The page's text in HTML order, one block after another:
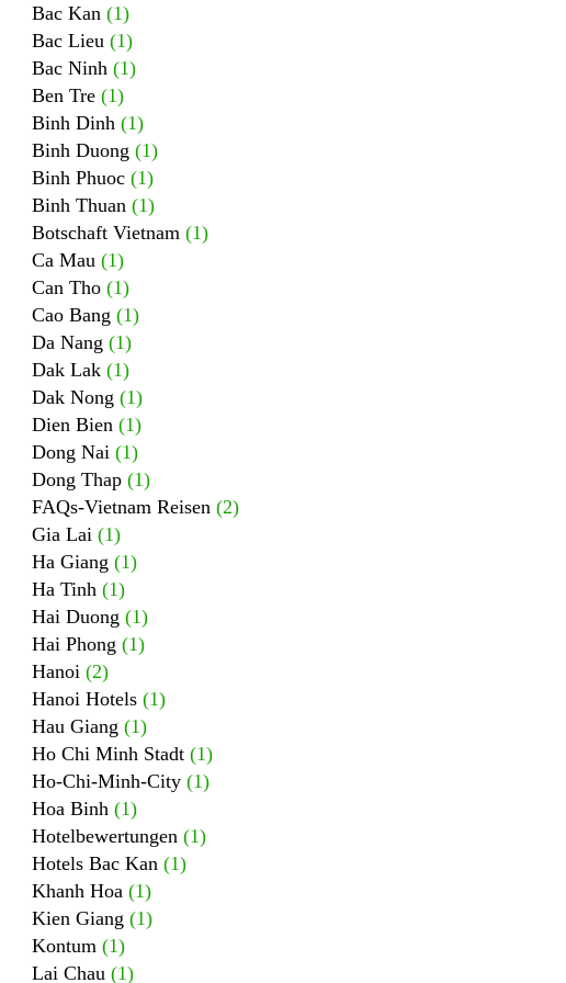
Bac Kan (1)
Bac Lieu (1)
Bac Ninh (1)
Ben Tre (1)
Binh Dinh (1)
Binh Duong (1)
Binh Phuoc (1)
Binh Thuan (1)
Botschaft Vietnam (1)
Ca Mau (1)
Can Tho (1)
Cao Bang (1)
Da Nang (1)
Dak Lak (1)
Dak Nong (1)
Dien Bien (1)
Dong Nai (1)
Dong Thap (1)
FAQs-Vietnam Reisen (2)
Gia Lai (1)
Ha Giang (1)
Ha Tinh (1)
Hai Duong (1)
Hai Phong (1)
Hanoi (2)
Hanoi Hotels (1)
Hau Giang (1)
Ho Chi Minh Stadt (1)
Ho-Chi-Minh-City (1)
Hoa Binh (1)
Hotelbewertungen (1)
Hotels Bac Kan (1)
Khanh Hoa (1)
Kien Giang (1)
Kontum (1)
Lai Chau (1)